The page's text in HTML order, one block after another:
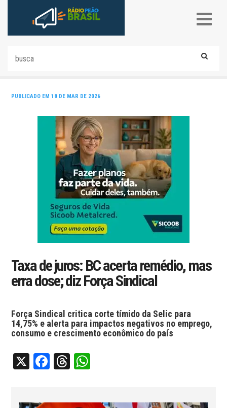
PUBLICADO EM 18 DE MAR DE 2026
Taxa de juros: BC acerta remédio, mas
erra dose; diz Força Sindical
Força Sindical critica corte tímido da Selic para
14,75% e alerta para impactos negativos no emprego,
consumo e crescimento econômico do país
X Facebook
Threads